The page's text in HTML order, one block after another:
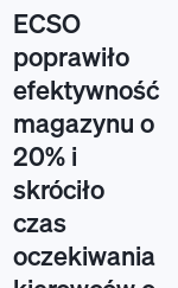
ECSO
poprawiło
efektywność
magazynu o
20% i
skróciło
czas
oczekiwania